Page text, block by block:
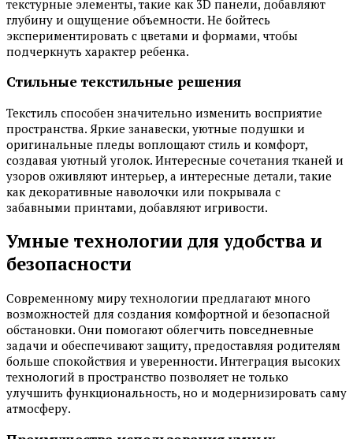
текстурные элементы, такие как 3D панели, добавляют
глубину и ощущение объемности. Не бойтесь
экспериментировать с цветами и формами, чтобы
подчеркнуть характер ребенка.
Стильные текстильные решения
Текстиль способен значительно изменить восприятие
пространства. Яркие занавески, уютные подушки и
оригинальные пледы воплощают стиль и комфорт,
создавая уютный уголок. Интересные сочетания тканей и
узоров оживляют интерьер, а интересные детали, такие
как декоративные наволочки или покрывала с
забавными принтами, добавляют игривости.
Умные технологии для удобства и
безопасности
Современному миру технологии предлагают много
возможностей для создания комфортной и безопасной
обстановки. Они помогают облегчить повседневные
задачи и обеспечивают защиту, предоставляя родителям
больше спокойствия и уверенности. Интеграция высоких
технологий в пространство позволяет не только
улучшить функциональность, но и модернизировать саму
атмосферу.